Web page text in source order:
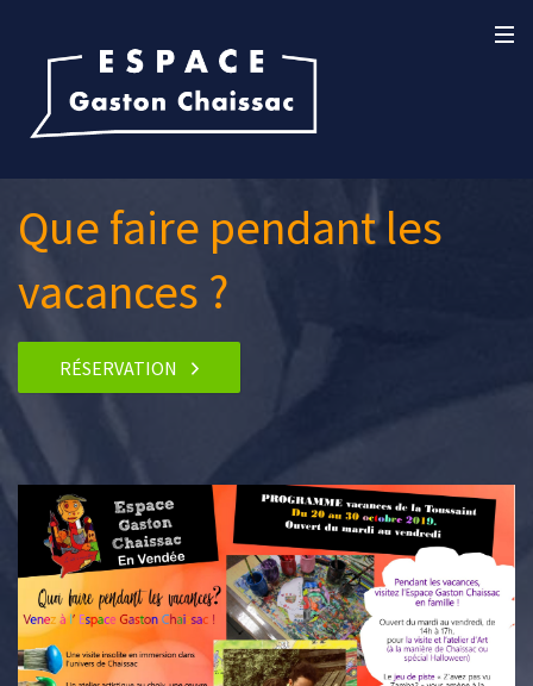
Que faire pendant les
vacances ?
RÉSERVATION